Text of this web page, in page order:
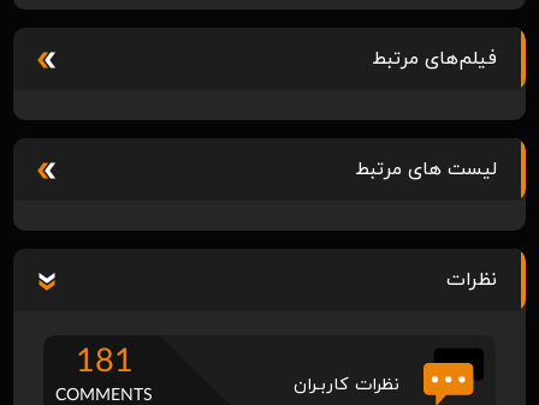
فیلم‌های مرتبط
لیست های مرتبط
نظرات
نظرات کاربـران
181
COMMENTS